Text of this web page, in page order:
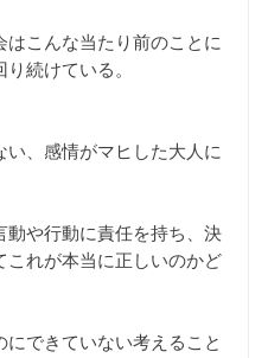
こんな当たり前のことに
続けている。
、感情がマヒした大人に
動や行動に責任を持ち、決
これが本当に正しいのかど
できていない考えること